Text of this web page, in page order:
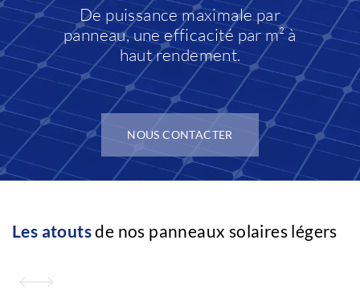
De puissance maximale par
panneau, une efficacité par m² à
haut rendement.
NOUS CONTACTER
Les atoutsde nos panneaux solaires légers